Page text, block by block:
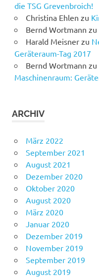
die TSG Grevenbroich!
Christina Ehlen zu
Bernd Wortmann zu
Harald Meisnerzu
Geräteraum-Tag 2017
Bernd Wortmann zu
Maschinenraum:
ARCHIV
März 2022
September 2021
August 2021
Dezember 2020
Oktober 2020
August 2020
März 2020
Januar 2020
Dezember 2019
November 2019
September 2019
August 2019